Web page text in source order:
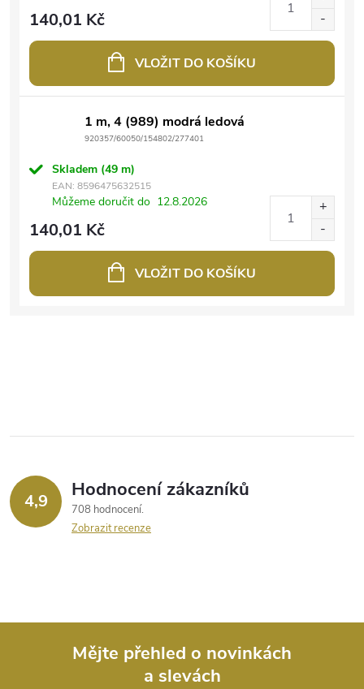
140,01 Kč
VLOŽIT DO KOŠÍKU
1 m, 4 (989) modrá ledová
920357/60050/154802/277401
Skladem (49 m)
EAN: 8596475632515
Můžeme doručit do 12.8.2026
140,01 Kč
VLOŽIT DO KOŠÍKU
4,9 Hodnocení zákazníků
708 hodnocení
Zobrazit recenze
Mějte přehled o novinkách
a slevách